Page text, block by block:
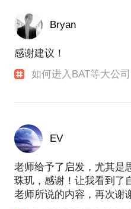
Bryan
感谢建议！
如何进入BAT等大公司
EV
老师给予了启发，尤其是
珠玑，感谢！让我看到了
老师所说的内容，再次谢